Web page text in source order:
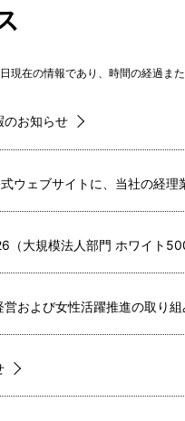
現在の情報であり、時間の経過ま
のお知らせ
ウェブサイトに、当社の経理
（大規模法人部門 ホワイト
および女性活躍推進の取り